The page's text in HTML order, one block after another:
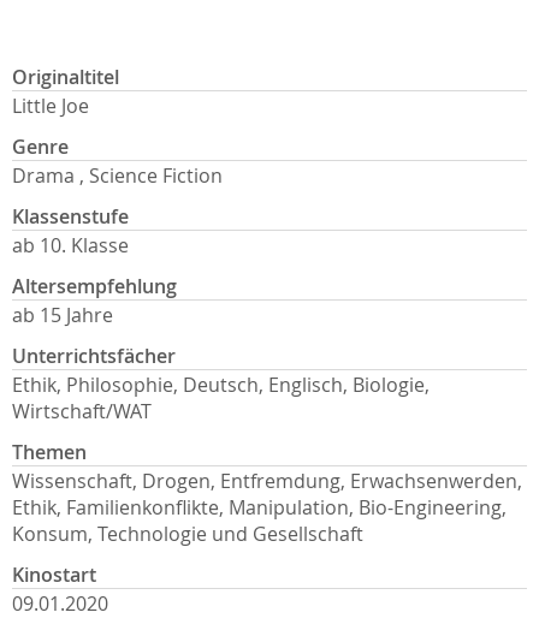
Originaltitel
Little Joe
Genre
Drama , Science Fiction
Klassenstufe
ab 10. Klasse
Altersempfehlung
ab 15 Jahre
Unterrichtsfächer
Ethik, Philosophie, Deutsch, Englisch, Biologie,
Wirtschaft/WAT
Themen
Wissenschaft, Drogen, Entfremdung, Erwachsenwerden,
Ethik, Familienkonflikte, Manipulation, Bio-Engineering,
Konsum, Technologie und Gesellschaft
Kinostart
09.01.2020